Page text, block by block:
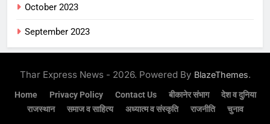
October 2023
September 2023
Thar Express News - 2026. Powered By BlazeThemes.
Home Privacy Policy Contact Us बीकानेर संभाग
देश व दुनिया
राजस्थान
समाज व साहित्य अध्यात्म व संस्कृति राजनीति चुनाव